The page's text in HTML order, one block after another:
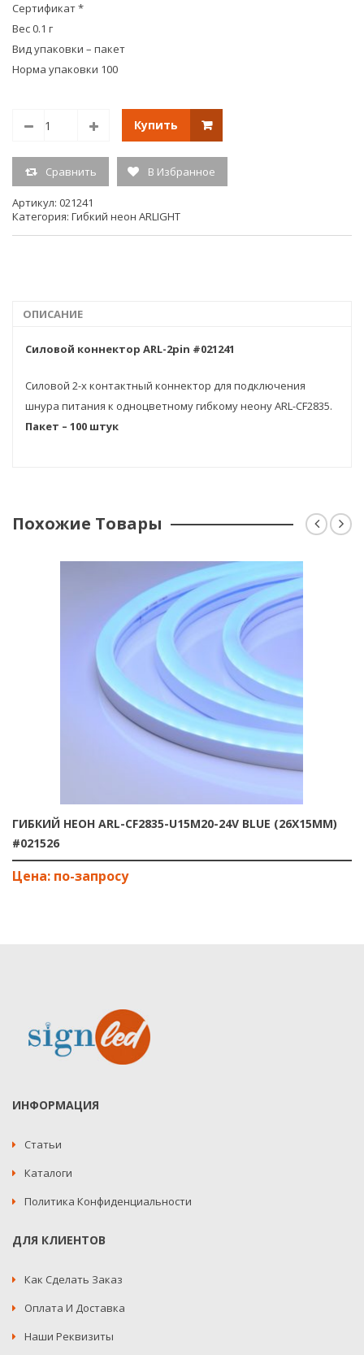
Сертификат *
Вес 0.1 г
Вид упаковки – пакет
Норма упаковки 100
Купить
Сравнить В Избранное
Артикул: 021241
Категория: Гибкий неон ARLIGHT
ОПИСАНИЕ
Силовой коннектор ARL-2pin #021241
Силовой 2-х контактный коннектор для подключения
шнура питания к одноцветному гибкому неону ARL-CF2835.
Пакет – 100 штук
Похожие Товары
ГИБКИЙ НЕОН ARL-CF2835-U15M20-24V BLUE (26X15MM)
#021526
ИНФОРМАЦИЯ
Статьи
Каталоги
Политика Конфиденциальности
ДЛЯ КЛИЕНТОВ
Как Сделать Заказ
Оплата И Доставка
Наши Реквизиты